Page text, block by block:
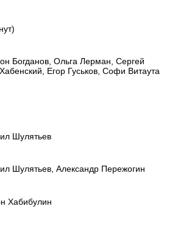
Богданов, Ольга Лерман, Сергей
Егор Гуськов, Софи Витаута
Шулятьев
Шулятьев, Александр Пережогин
Хабибулин